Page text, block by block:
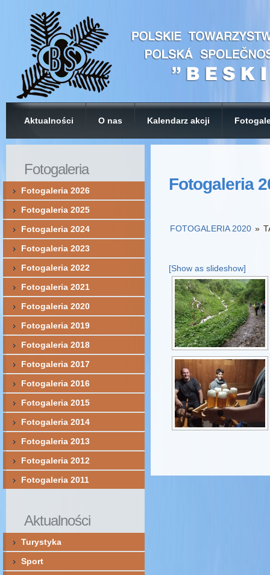
Aktualności O nas Kalendarz akcji
Fotogaleria
FOTOGALERIA 2020 »
[Show as slideshow]
Fotogaleria
Fotogaleria 2026
Fotogaleria 2025
Fotogaleria 2024
Fotogaleria 2023
Fotogaleria 2022
Fotogaleria 2021
Fotogaleria 2020
Fotogaleria 2019
Fotogaleria 2018
Fotogaleria 2017
Fotogaleria 2016
Fotogaleria 2015
Fotogaleria 2014
Fotogaleria 2013
Fotogaleria 2012
Fotogaleria 2011
Aktualności
Turystyka
Sport